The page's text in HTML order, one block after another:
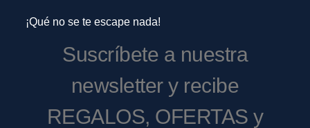
¡Qué no se te escape nada!
Suscríbete a nuestra
newsletter y recibe
REGALOS, OFERTAS y